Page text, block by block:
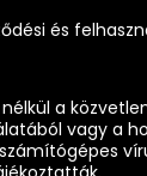
és
a
vagy a